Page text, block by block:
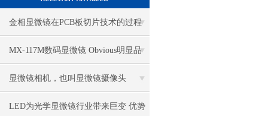
金相显微镜在PCB板切片技术的过程
控制中的作用
MX-117M数码显微镜 Obvious明显品
牌值得推荐
显微镜相机，也叫显微镜摄像头
LED为光学显微镜行业带来巨变 优势